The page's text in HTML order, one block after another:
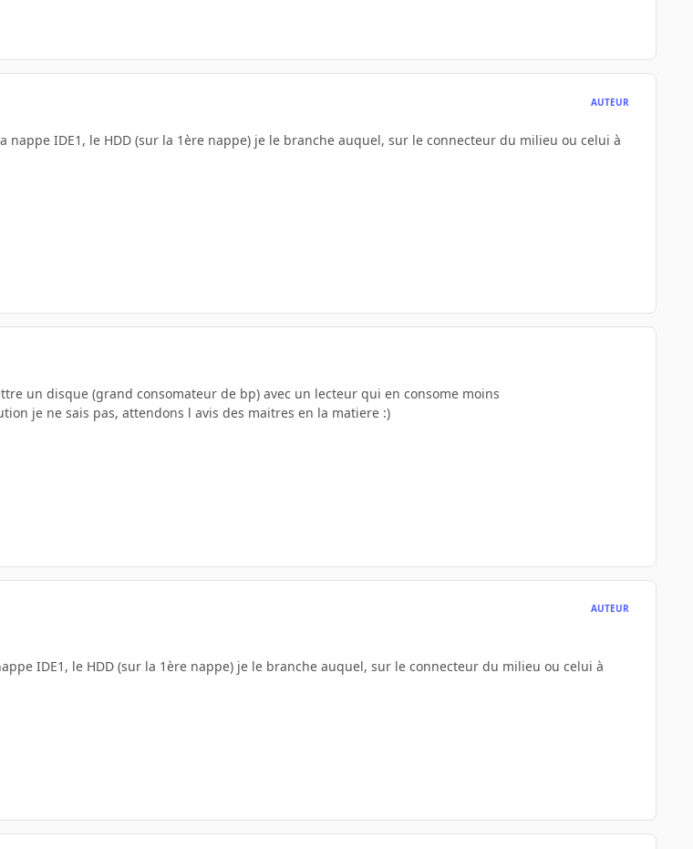
AUTEUR
nappe IDE1, le HDD (sur la 1ère nappe) je le branche auquel, sur le connecteur du milieu ou celui à
un disque (grand consomateur de bp) avec un lecteur qui en consome moins
je ne sais pas, attendons l avis des maitres en la matiere :)
AUTEUR
IDE1, le HDD (sur la 1ère nappe) je le branche auquel, sur le connecteur du milieu ou celui à